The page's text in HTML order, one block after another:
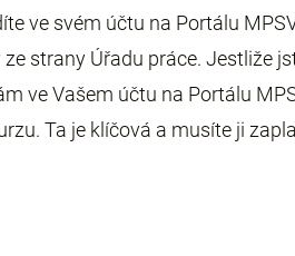
ve svém účtu na Portálu
strany Úřadu práce. Jestliže
ve Vašem účtu na Portálu
Ta je klíčová a musíte ji